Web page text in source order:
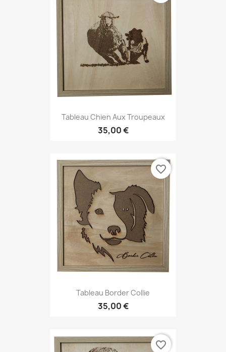
Tableau Chien Aux Troupeaux
35,00 €
Tableau Border Collie
35,00 €
favorite_border
favorite_border